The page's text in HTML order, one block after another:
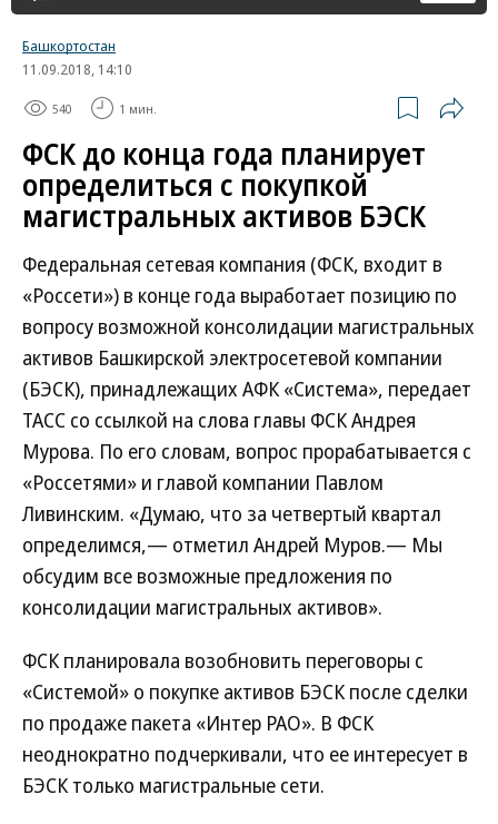
Башкортостан
11.09.2018, 14:10
540 1 мин.
ФСК до конца года планирует
определиться с покупкой
магистральных активов БЭСК
Федеральная сетевая компания (ФСК, входит в
«Россети») в конце года выработает позицию по
вопросу возможной консолидации магистральных
активов Башкирской электросетевой компании
(БЭСК), принадлежащих АФК «Система», передает
ТАСС со ссылкой на слова главы ФСК Андрея
Мурова. По его словам, вопрос прорабатывается с
«Россетями» и главой компании Павлом
Ливинским. «Думаю, что за четвертый квартал
определимся,— отметил Андрей Муров.— Мы
обсудим все возможные предложения по
консолидации магистральных активов».
ФСК планировала возобновить переговоры с
«Системой» о покупке активов БЭСК после сделки
по продаже пакета «Интер РАО». В ФСК
неоднократно подчеркивали, что ее интересует в
БЭСК только магистральные сети.